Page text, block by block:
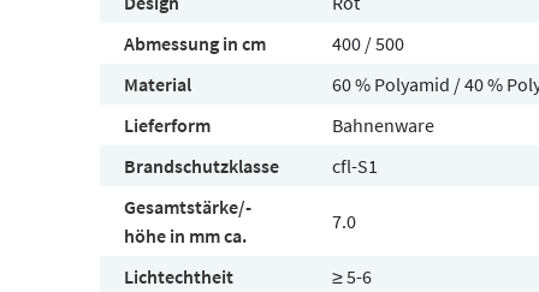
Abmessung in cm
400 / 500
Material
60 % Polyamid / 40 %
Lieferform
Bahnenware
Brandschutzklasse
cfl-S1
Gesamtstärke/-
höhe in mm ca.
7.0
Lichtechtheit
≥ 5-6